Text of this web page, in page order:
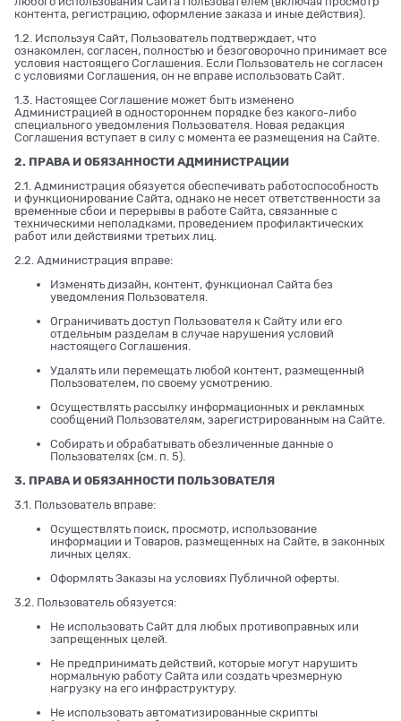
контента, регистрацию, оформление заказа и иные действия).
1.2. Используя Сайт, Пользователь подтверждает, что
ознакомлен, согласен, полностью и безоговорочно принимает все
условия настоящего Соглашения. Если Пользователь не согласен
с условиями Соглашения, он не вправе использовать Сайт.
1.3. Настоящее Соглашение может быть изменено
Администрацией в одностороннем порядке без какого-либо
специального уведомления Пользователя. Новая редакция
Соглашения вступает в силу с момента ее размещения на Сайте.
2. ПРАВА И ОБЯЗАННОСТИ АДМИНИСТРАЦИИ
2.1. Администрация обязуется обеспечивать работоспособность
и функционирование Сайта, однако не несет ответственности за
временные сбои и перерывы в работе Сайта, связанные с
техническими неполадками, проведением профилактических
работ или действиями третьих лиц.
2.2. Администрация вправе:
Изменять дизайн, контент, функционал Сайта без
уведомления Пользователя.
Ограничивать доступ Пользователя к Сайту или его
отдельным разделам в случае нарушения условий
настоящего Соглашения.
Удалять или перемещать любой контент, размещенный
Пользователем, по своему усмотрению.
Осуществлять рассылку информационных и рекламных
сообщений Пользователям, зарегистрированным на Сайте.
Собирать и обрабатывать обезличенные данные о
Пользователях (см. п. 5).
3. ПРАВА И ОБЯЗАННОСТИ ПОЛЬЗОВАТЕЛЯ
3.1. Пользователь вправе:
Осуществлять поиск, просмотр, использование
информации и Товаров, размещенных на Сайте, в законных
личных целях.
Оформлять Заказы на условиях Публичной оферты.
3.2. Пользователь обязуется:
Не использовать Сайт для любых противоправных или
запрещенных целей.
Не предпринимать действий, которые могут нарушить
нормальную работу Сайта или создать чрезмерную
нагрузку на его инфраструктуру.
Не использовать автоматизированные скрипты